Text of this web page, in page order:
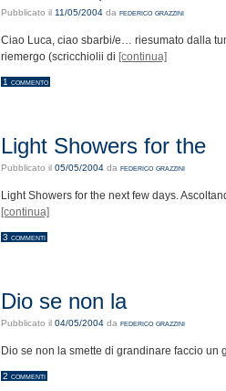
Pubblicato il 11/05/2004 da federico grazzini
Ciao Luca, ciao sbarbi/e… riesumato dalla
riemergo (scricchiolii di [continua]
1 commento
Light Showers for the
Pubblicato il 05/05/2004 da federico grazzini
Light Showers for the next few days.
[continua]
3 commenti
Dio se non la
Pubblicato il 04/05/2004 da federico grazzini
Dio se non la smette di grandinare faccio
2 commenti